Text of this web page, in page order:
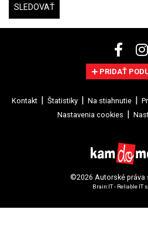
SLEDOVAŤ
PRIDAŤ
Kontakt Štatistiky Na stiahnutie
Nastavenia cookies
©2026 Autorské práva
Brain:IT - Reliable IT